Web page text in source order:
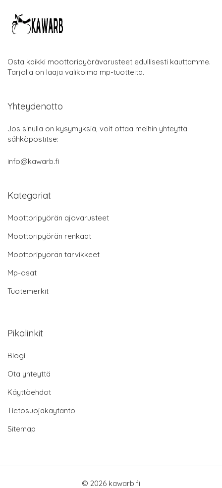
Osta kaikki moottoripyörävarusteet edullisesti kauttamme.
Tarjolla on laaja valikoima mp-tuotteita.
Yhteydenotto
Jos sinulla on kysymyksiä, voit ottaa meihin yhteyttä
sähköpostitse:
info@kawarb.fi
Kategoriat
Moottoripyörän ajovarusteet
Moottoripyörän renkaat
Moottoripyörän tarvikkeet
Mp-osat
Tuotemerkit
Pikalinkit
Blogi
Ota yhteyttä
Käyttöehdot
Tietosuojakäytäntö
Sitemap
© 2026 kawarb.fi